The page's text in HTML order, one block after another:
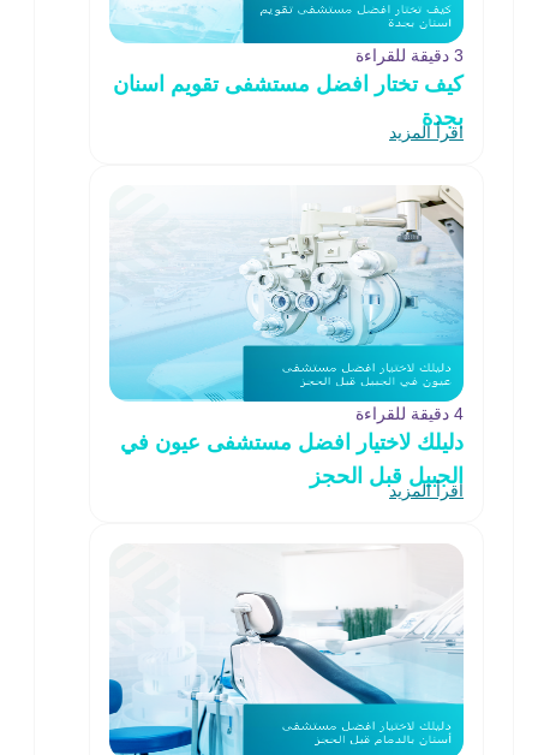
3 دقيقة للقراءة
كيف تختار افضل مستشفى تقويم اسنان
بجدة
اقرأ المزيد
4 دقيقة للقراءة
دليلك لاختيار افضل مستشفى عيون في
الجبيل قبل الحجز
اقرأ المزيد